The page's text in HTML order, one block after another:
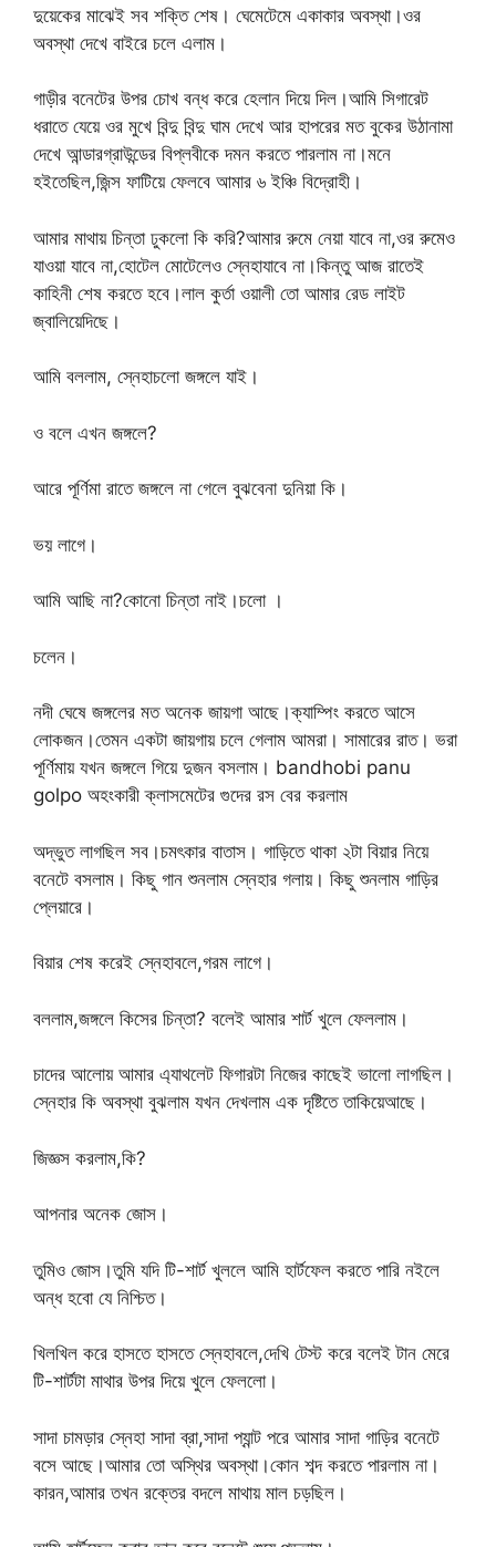
দুয়েকের মাঝেই সব শক্তি শেষ। ঘেমেটেমে একাকার অবস্থা।ওর
অবস্থা দেখে বাইরে চলে এলাম।
গাড়ীর বনেটের উপর চোখ বন্ধ করে হেলান দিয়ে দিল।আমি সিগারেট
ধরাতে যেয়ে ওর মুখে বিন্দু বিন্দু ঘাম দেখে আর হাপরের মত বুকের উঠানামা
দেখে আন্ডারগ্রাউন্ডের বিপ্লবীকে দমন করতে পারলাম না।মনে
হইতেছিল,জিন্স ফাটিয়ে ফেলবে আমার ৬ ইঞ্চি বিদ্রোহী।
আমার মাথায় চিন্তা ঢুকলো কি করি?আমার রুমে নেয়া যাবে না,ওর রুমেও
যাওয়া যাবে না,হোটেল মোটেলেও স্নেহাযাবে না।কিন্তু আজ রাতেই
কাহিনী শেষ করতে হবে।লাল কুর্তা ওয়ালী তো আমার রেড লাইট
জ্বালিয়েদিছে।
আমি বললাম, স্নেহাচলো জঙ্গলে যাই।
ও বলে এখন জঙ্গলে?
আরে পূর্ণিমা রাতে জঙ্গলে না গেলে বুঝবেনা দুনিয়া কি।
ভয় লাগে।
আমি আছি না?কোনো চিন্তা নাই।চলো ।
চলেন।
নদী ঘেষে জঙ্গলের মত অনেক জায়গা আছে।ক্যাম্পিং করতে আসে
লোকজন।তেমন একটা জায়গায় চলে গেলাম আমরা। সামারের রাত। ভরা
পূর্ণিমায় যখন জঙ্গলে গিয়ে দুজন বসলাম। bandhobi panu
golpo অহংকারী ক্লাসমেটের গুদের রস বের করলাম
অদ্ভুত লাগছিল সব।চমৎকার বাতাস। গাড়িতে থাকা ২টা বিয়ার নিয়ে
বনেটে বসলাম। কিছু গান শুনলাম স্নেহার গলায়। কিছু শুনলাম গাড়ির
প্লেয়ারে।
বিয়ার শেষ করেই স্নেহাবলে,গরম লাগে।
বললাম,জঙ্গলে কিসের চিন্তা? বলেই আমার শার্ট খুলে ফেললাম।
চাদের আলোয় আমার এ্যাথলেট ফিগারটা নিজের কাছেই ভালো লাগছিল।
স্নেহার কি অবস্থা বুঝলাম যখন দেখলাম এক দৃষ্টিতে তাকিয়েআছে।
জিজ্ঞস করলাম,কি?
আপনার অনেক জোস।
তুমিও জোস।তুমি যদি টি-শার্ট খুললে আমি হার্টফেল করতে পারি নইলে
অন্ধ হবো যে নিশ্চিত।
খিলখিল করে হাসতে হাসতে স্নেহাবলে,দেখি টেস্ট করে বলেই টান মেরে
টি-শার্টটা মাথার উপর দিয়ে খুলে ফেললো।
সাদা চামড়ার স্নেহা সাদা ব্রা,সাদা প্যান্ট পরে আমার সাদা গাড়ির বনেটে
বসে আছে।আমার তো অস্থির অবস্থা।কোন শব্দ করতে পারলাম না।
কারন,আমার তখন রক্তের বদলে মাথায় মাল চড়ছিল।